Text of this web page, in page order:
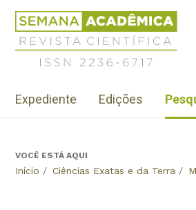
Jump
navigation
Revista
Científica
Semana
Acadêmica
2236-
Menu
institutional
Expediente Edições
BackVOCÊ ESTÁ AQUI
Início / Ciências Exatas e da Terra /